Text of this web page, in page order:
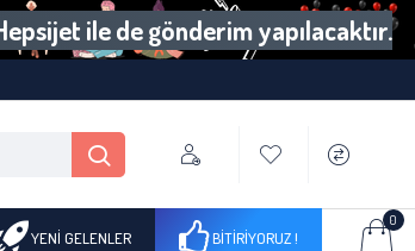
ile de gönderim yapılacaktır.
YENI GELENLER BITIRIYORUZ !
0